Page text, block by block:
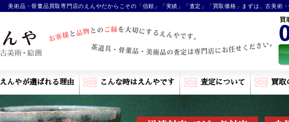
美術品・骨董品買取専門店のえんやだからこその「信頼」「実績」「査定」「買取価格」まずは、古美術
えんやが選ばれる理由 こんな時はえんやです 査定について 買取